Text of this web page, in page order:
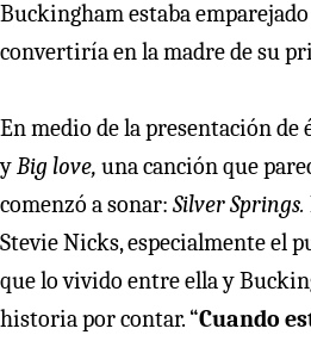
Buckingham estaba
convertiría en la madre de su
En medio de la presentación de
yBig love, una canción que
comenzó a sonar: Silver Springs.
Stevie Nicks, especialmente el
que lo vivido entre ella y
historia por contar. “Cuando